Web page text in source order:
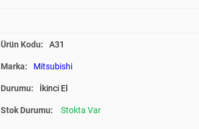
Ürün Kodu: A31
Marka: Mitsubishi
Durumu: İkinci El
Stok Durumu: Stokta Var